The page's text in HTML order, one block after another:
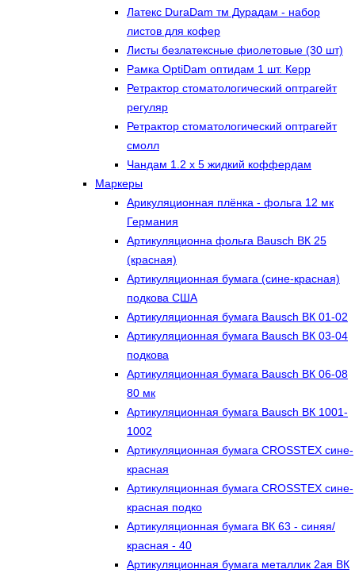
Латекс DuraDam тм Дурадам - набор
листов для кофер
Листы безлатексные фиолетовые (30 шт)
Рамка OptiDam оптидам 1 шт. Керр
Ретрактор стоматологический оптрагейт
регуляр
Ретрактор стоматологический оптрагейт
смолл
Чандам 1.2 х 5 жидкий коффердам
Маркеры
Арикуляционная плёнка - фольга 12 мк
Германия
Артикуляционна фольга Bausch ВК 25
(красная)
Артикуляционная бумага (сине-красная)
подкова США
Артикуляционная бумага Bausch ВК 01-02
Артикуляционная бумага Bausch ВК 03-04
подкова
Артикуляционная бумага Bausch ВК 06-08
80 мк
Артикуляционная бумага Bausch ВК 1001-
1002
Артикуляционная бумага CROSSTEX сине-
красная
Артикуляционная бумага CROSSTEX сине-
красная подко
Артикуляционная бумага ВК 63 - синяя/
красная - 40
Артикуляционная бумага металлик 2ая ВК